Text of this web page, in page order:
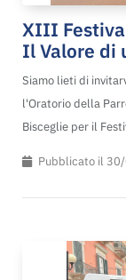
XIII
Il Valore di
Siamo lieti di
l'Oratorio della
Bisceglie per il
Pubblicato il